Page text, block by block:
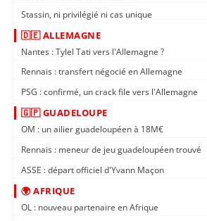
Stassin, ni privilégié ni cas unique
🇩🇪 ALLEMAGNE
Nantes : Tylel Tati vers l'Allemagne ?
Rennais : transfert négocié en Allemagne
PSG : confirmé, un crack file vers l'Allemagne
🇬🇵 GUADELOUPE
OM : un ailier guadeloupéen à 18M€
Rennais : meneur de jeu guadeloupéen trouvé
ASSE : départ officiel d'Yvann Maçon
🌍 AFRIQUE
OL : nouveau partenaire en Afrique